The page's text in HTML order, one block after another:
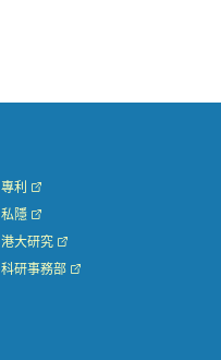
專利
私隱
港大研究
科研事務部